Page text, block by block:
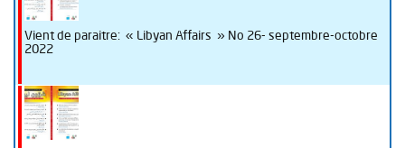
Vient de paraitre: « Libyan Affairs » No 26- septembre-octobre
2022